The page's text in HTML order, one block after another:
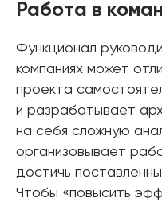
Работа в
Функционал
компаниях может
проекта
и разрабатывает
на себя сложную
организовывает
достичь
Чтобы «повысить